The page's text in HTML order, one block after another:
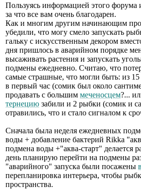
Пользуясь информацией этого форума
за что все вам очень благодарен.
Как и многим другим начинающим
убедили, что могу смело запускать
гальку с искусственным декором
дня пришлось в аварийном порядке
высаживать растения и запускать
подмены ежедневно. Считаю, что
самые страшные, что могли быть: из
в первый час (сомик был около
продавать с большим меченосцем?...
тернецию забили и 2 рыбки (сомик и
отравились, что и стало сигналом к
Сначала была неделя ежедневных
воды + добавление бактерий Rikka
подмена воды +"аква-старт" делается
день планирую перейти на подмены
"аварийного" запуска были посажены
перепланировка интерьера, чтобы
пространства.